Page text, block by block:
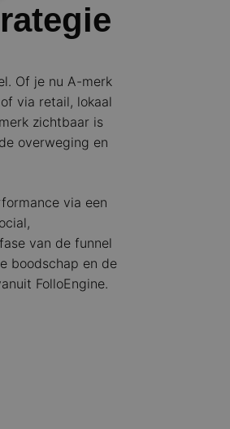
Of je nu A-merk
via retail, lokaal
zichtbaar is
overweging en
via een
van de funnel
boodschap en de
FolloEngine.